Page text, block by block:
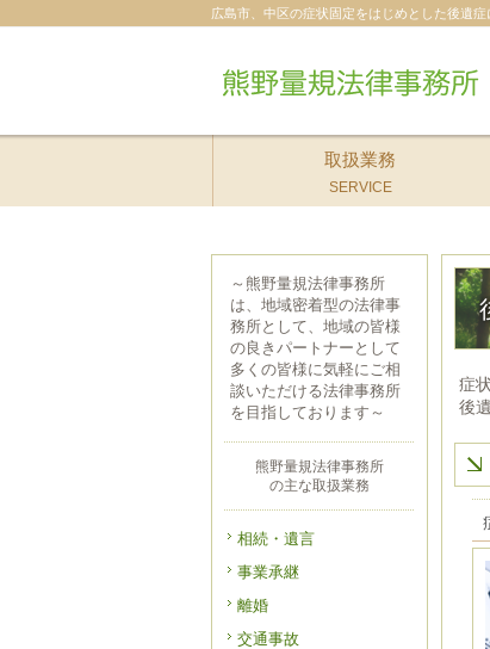
広島市、中区の症状固定をはじめとした後遺
取扱業務
SERVICE
～熊野量規法律事務所
は、地域密着型の法律事
務所として、地域の皆様
の良きパートナーとして
多くの皆様に気軽にご相
談いただける法律事務所
を目指しております～
熊野量規法律事務所
の主な取扱業務
相続・遺言
事業承継
離婚
交通事故
症
後